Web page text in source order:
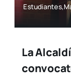
La